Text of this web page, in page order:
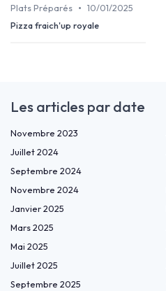
Plats Préparés • 10/01/2025
Pizza fraich'up royale
Les articles par date
Novembre 2023
Juillet 2024
Septembre 2024
Novembre 2024
Janvier 2025
Mars 2025
Mai 2025
Juillet 2025
Septembre 2025